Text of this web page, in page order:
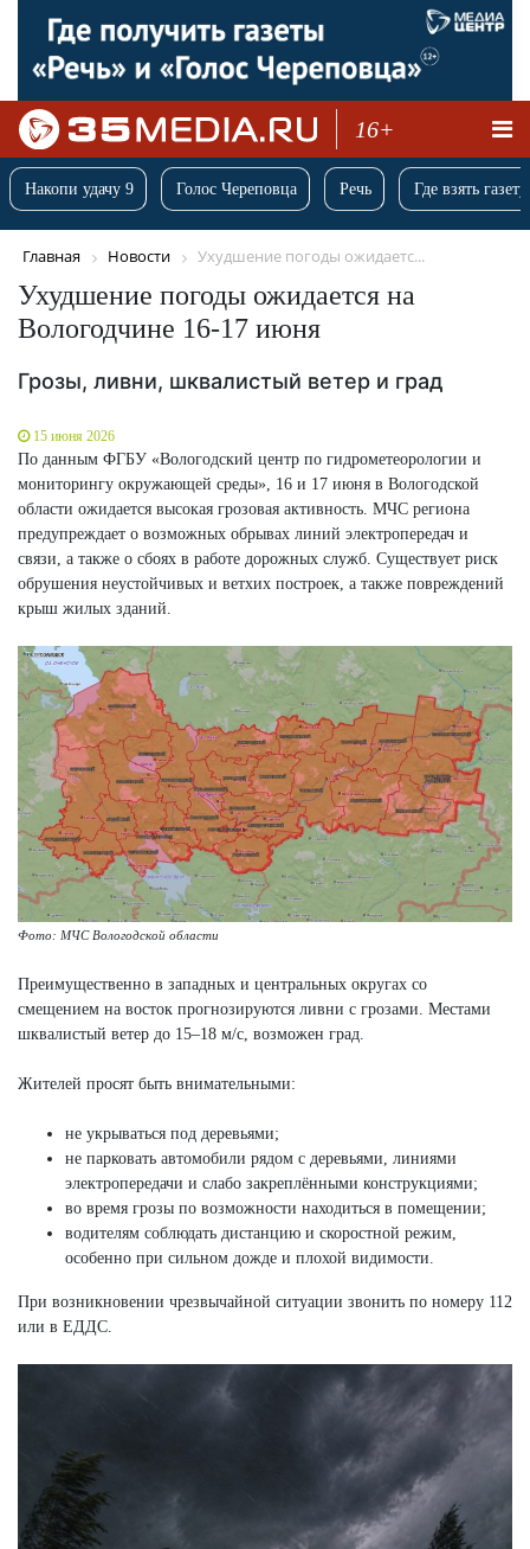
16+
Накопи удачу 9 Голос Череповца Речь Где взять
Главная Новости Ухудшение погоды ожидаетс...
Ухудшение погоды ожидается на
Вологодчине 16-17 июня
Грозы, ливни, шквалистый ветер и град
15 июня 2026
По данным ФГБУ «Вологодский центр по гидрометеорологии и
мониторингу окружающей среды», 16 и 17 июня в Вологодской
области ожидается высокая грозовая активность. МЧС региона
предупреждает о возможных обрывах линий электропередач и
связи, а также о сбоях в работе дорожных служб. Существует риск
обрушения неустойчивых и ветхих построек, а также повреждений
крыш жилых зданий.
Фото: МЧС Вологодской области
Преимущественно в западных и центральных округах со
смещением на восток прогнозируются ливни с грозами. Местами
шквалистый ветер до 15–18 м/с, возможен град.
Жителей просят быть внимательными:
не укрываться под деревьями;
не парковать автомобили рядом с деревьями, линиями
электропередачи и слабо закреплёнными конструкциями;
во время грозы по возможности находиться в помещении;
водителям соблюдать дистанцию и скоростной режим,
особенно при сильном дожде и плохой видимости.
При возникновении чрезвычайной ситуации звонить по номеру 112
или в ЕДДС.